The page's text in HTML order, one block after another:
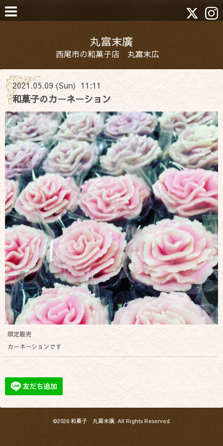
丸富末廣
西尾市の和菓子店 丸富末広
2021.05.09 (Sun) 11:11
和菓子のカーネーション
限定販売
カーネーションです
©2026 和菓子 丸富末廣. All Rights Reserved.